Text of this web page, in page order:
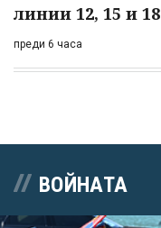
линии 12, 15 и 18
преди 6 часа
ВОЙНАТА